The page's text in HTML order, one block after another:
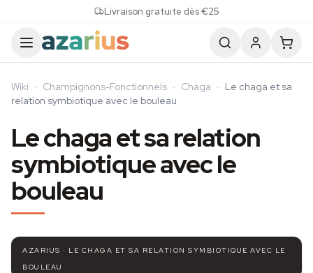
Livraison gratuite dès €25
Wiki · Champignons-Fonctionnels · Chaga · Le chaga et sa
relation symbiotique avec le bouleau
Le chaga et sa relation
symbiotique avec le
bouleau
AZARIUS · LE CHAGA ET SA RELATION SYMBIOTIQUE AVEC LE
BOULEAU